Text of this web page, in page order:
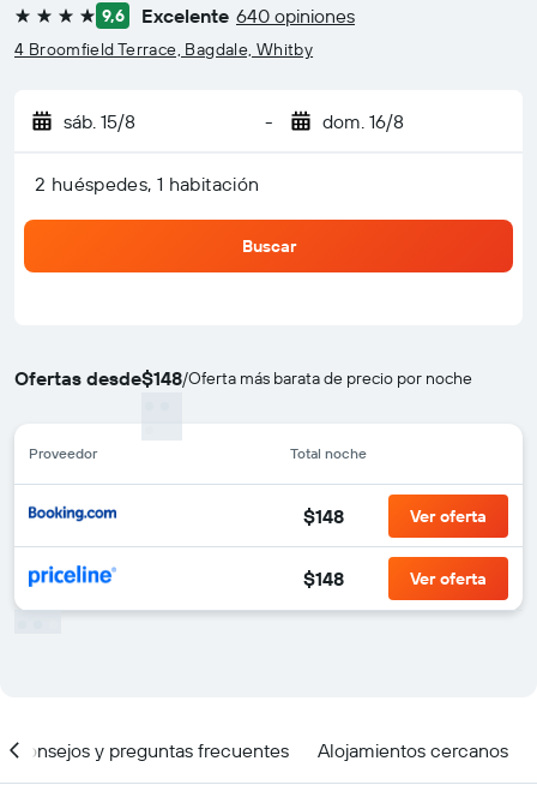
4 estrellas9,6 Excelente 640 opiniones
4 Broomfield Terrace, Bagdale, Whitby
sáb. 15/8 - dom. 16/8
2 huéspedes, 1 habitación
Buscar
Ofertas desde$148/Oferta más barata de precio por noche
Proveedor Total noche
$148 Ver oferta
$148 Ver oferta
Consejos y preguntas frecuentes Alojamientos cercanos